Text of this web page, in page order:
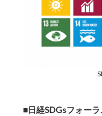
■日経SDGsフォー